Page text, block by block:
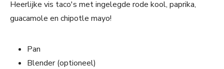
Heerlijke vis taco's met ingelegde rode kool, paprika,
guacamole en chipotle mayo!
Pan
Blender (optioneel)